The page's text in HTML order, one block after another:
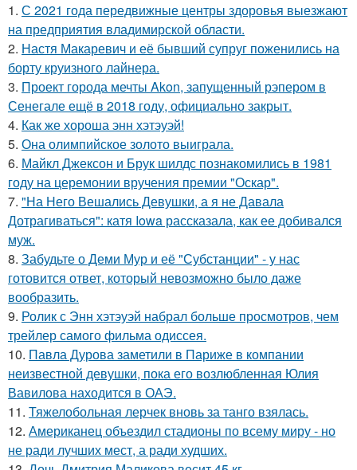
1. С 2021 года передвижные центры здоровья выезжают
на предприятия владимирской области.
2. Настя Макаревич и её бывший супруг поженились на
борту круизного лайнера.
3. Проект города мечты Akon, запущенный рэпером в
Сенегале ещё в 2018 году, официально закрыт.
4. Как же хороша энн хэтэуэй!
5. Она олимпийское золото выиграла.
6. Майкл Джексон и Брук шилдс познакомились в 1981
году на церемонии вручения премии "Оскар".
7. "На Него Вешались Девушки, а я не Давала
Дотрагиваться": катя Iowa рассказала, как ее добивался
муж.
8. Забудьте о Деми Мур и её "Субстанции" - у нас
готовится ответ, который невозможно было даже
вообразить.
9. Ролик с Энн хэтэуэй набрал больше просмотров, чем
трейлер самого фильма одиссея.
10. Павла Дурова заметили в Париже в компании
неизвестной девушки, пока его возлюбленная Юлия
Вавилова находится в ОАЭ.
11. Тяжелобольная лерчек вновь за танго взялась.
12. Американец объездил стадионы по всему миру - но
не ради лучших мест, а ради худших.